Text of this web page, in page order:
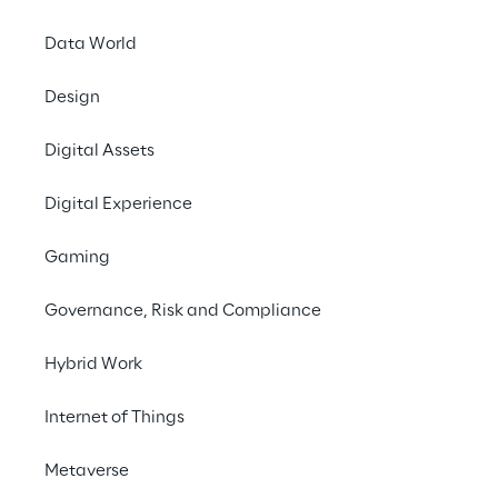
Data World
Design
Digital Assets
Digital Experience
Gaming
Governance, Risk and Compliance
Hybrid Work
Internet of Things
Metaverse